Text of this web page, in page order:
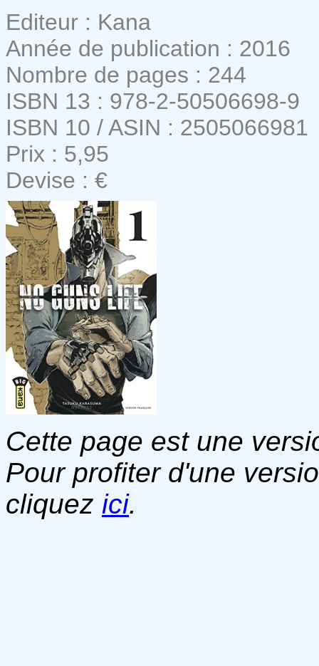
Editeur : Kana
Année de publication : 2016
Nombre de pages : 244
ISBN 13 : 978-2-50506698-9
ISBN 10 / ASIN : 2505066981
Prix : 5,95
Devise : €
Cette page est une
Pour profiter d'une
cliquez ici.